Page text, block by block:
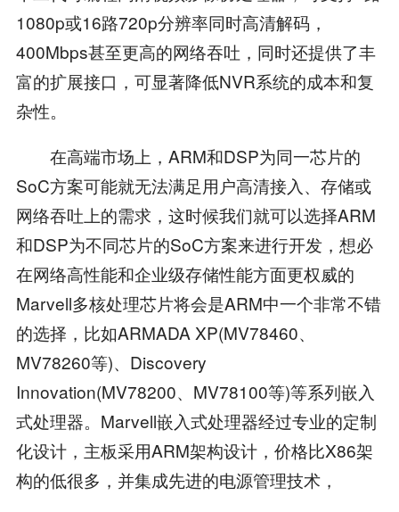
1080p或16路720p分辨率同时高清解码，
400Mbps甚至更高的网络吞吐，同时还提供了丰
富的扩展接口，可显著降低NVR系统的成本和复
杂性。
在高端市场上，ARM和DSP为同一芯片的
SoC方案可能就无法满足用户高清接入、存储或
网络吞吐上的需求，这时候我们就可以选择ARM
和DSP为不同芯片的SoC方案来进行开发，想必
在网络高性能和企业级存储性能方面更权威的
Marvell多核处理芯片将会是ARM中一个非常不错
的选择，比如ARMADA XP(MV78460、
MV78260等)、Discovery
Innovation(MV78200、MV78100等)等系列嵌入
式处理器。Marvell嵌入式处理器经过专业的定制
化设计，主板采用ARM架构设计，价格比X86架
构的低很多，并集成先进的电源管理技术，